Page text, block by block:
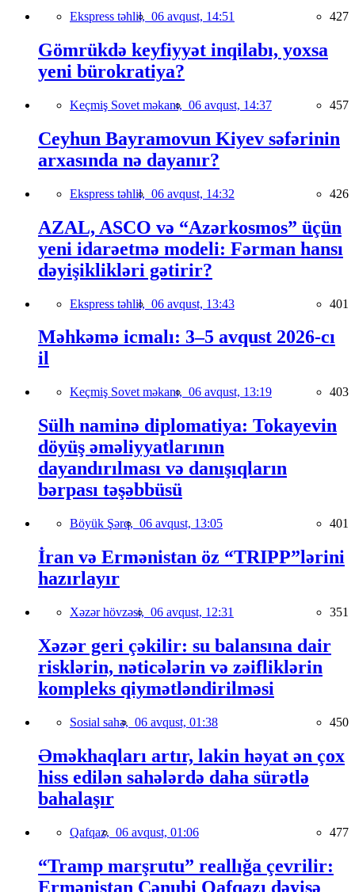
Ekspress təhlil, 06 avqust, 14:51 427
Gömrükdə keyfiyyət inqilabı, yoxsa
yeni bürokratiya?
Keçmiş Sovet məkanı, 06 avqust, 14:37 457
Ceyhun Bayramovun Kiyev səfərinin
arxasında nə dayanır?
Ekspress təhlil, 06 avqust, 14:32 426
AZAL, ASCO və “Azərkosmos” üçün
yeni idarəetmə modeli: Fərman hansı
dəyişiklikləri gətirir?
Ekspress təhlil, 06 avqust, 13:43 401
Məhkəmə icmalı: 3–5 avqust 2026-cı
il
Keçmiş Sovet məkanı, 06 avqust, 13:19 403
Sülh naminə diplomatiya: Tokayevin
döyüş əməliyyatlarının
dayandırılması və danışıqların
bərpası təşəbbüsü
Böyük Şərq, 06 avqust, 13:05 401
İran və Ermənistan öz “TRIPP”lərini
hazırlayır
Xəzər hövzəsi, 06 avqust, 12:31 351
Xəzər geri çəkilir: su balansına dair
risklərin, nəticələrin və zəifliklərin
kompleks qiymətləndirilməsi
Sosial sahə, 06 avqust, 01:38 450
Əməkhaqları artır, lakin həyat ən çox
hiss edilən sahələrdə daha sürətlə
bahalaşır
Qafqaz, 06 avqust, 01:06 477
“Tramp marşrutu” reallığa çevrilir:
Ermənistan Cənubi Qafqazı dəyişə